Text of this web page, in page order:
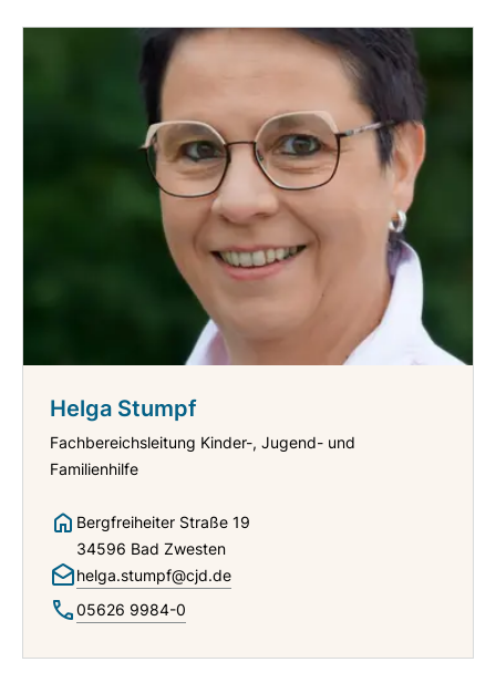
Helga Stumpf
Fachbereichsleitung Kinder-, Jugend- und
Familienhilfe
Bergfreiheiter Straße 19
34596 Bad Zwesten
helga.stumpf@cjd.de
05626 9984-0